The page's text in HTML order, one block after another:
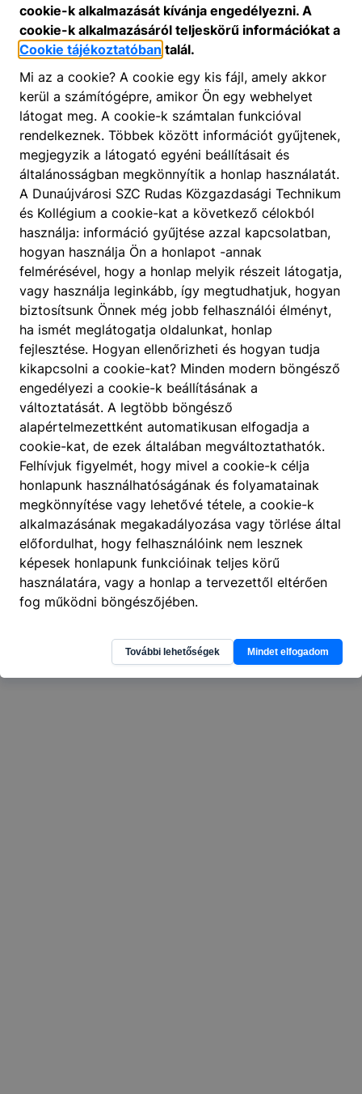
404 A keresett oldal nem található
cookie-k alkalmazását kívánja engedélyezni. A
cookie-k alkalmazásáról teljeskörű információkat a
Cookie tájékoztatóban talál.
Mi az a cookie? A cookie egy kis fájl, amely akkor
kerül a számítógépre, amikor Ön egy webhelyet
látogat meg. A cookie-k számtalan funkcióval
rendelkeznek. Többek között információt gyűjtenek,
megjegyzik a látogató egyéni beállításait és
általánosságban megkönnyítik a honlap használatát.
A Dunaújvárosi SZC Rudas Közgazdasági Technikum
és Kollégium a cookie-kat a következő célokból
használja: információ gyűjtése azzal kapcsolatban,
hogyan használja Ön a honlapot -annak
felmérésével, hogy a honlap melyik részeit látogatja,
vagy használja leginkább, így megtudhatjuk, hogyan
biztosítsunk Önnek még jobb felhasználói élményt,
ha ismét meglátogatja oldalunkat, honlap
fejlesztése. Hogyan ellenőrizheti és hogyan tudja
kikapcsolni a cookie-kat? Minden modern böngésző
engedélyezi a cookie-k beállításának a
változtatását. A legtöbb böngésző
alapértelmezettként automatikusan elfogadja a
cookie-kat, de ezek általában megváltoztathatók.
Felhívjuk figyelmét, hogy mivel a cookie-k célja
honlapunk használhatóságának és folyamatainak
megkönnyítése vagy lehetővé tétele, a cookie-k
alkalmazásának megakadályozása vagy törlése által
előfordulhat, hogy felhasználóink nem lesznek
képesek honlapunk funkcióinak teljes körű
használatára, vagy a honlap a tervezettől eltérően
fog működni böngészőjében.
További lehetőségek Mindet elfogadom